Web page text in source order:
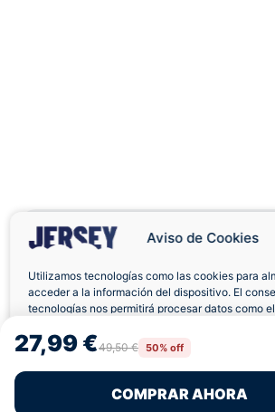
Aviso de Cookies
Utilizamos tecnologías como las cookies para
acceder a la información del dispositivo. El
tecnologías nos permitirá procesar datos como
retirar el consentimiento, puede afectar
características y funciones.
Rechazar
Política de CookiesPolítica de Privacidad
27,99 €49,50 € 50% off
COMPRAR AHORA
Envíos a Domicilio
Pagos 100% Seguros